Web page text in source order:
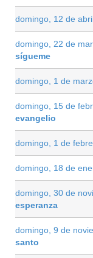
domingo, 12 de
domingo, 22 de
sígueme
domingo, 1 de
domingo, 15 de
evangelio
domingo, 1 de
domingo, 18 de
domingo, 30 de
esperanza
domingo, 9 de
santo